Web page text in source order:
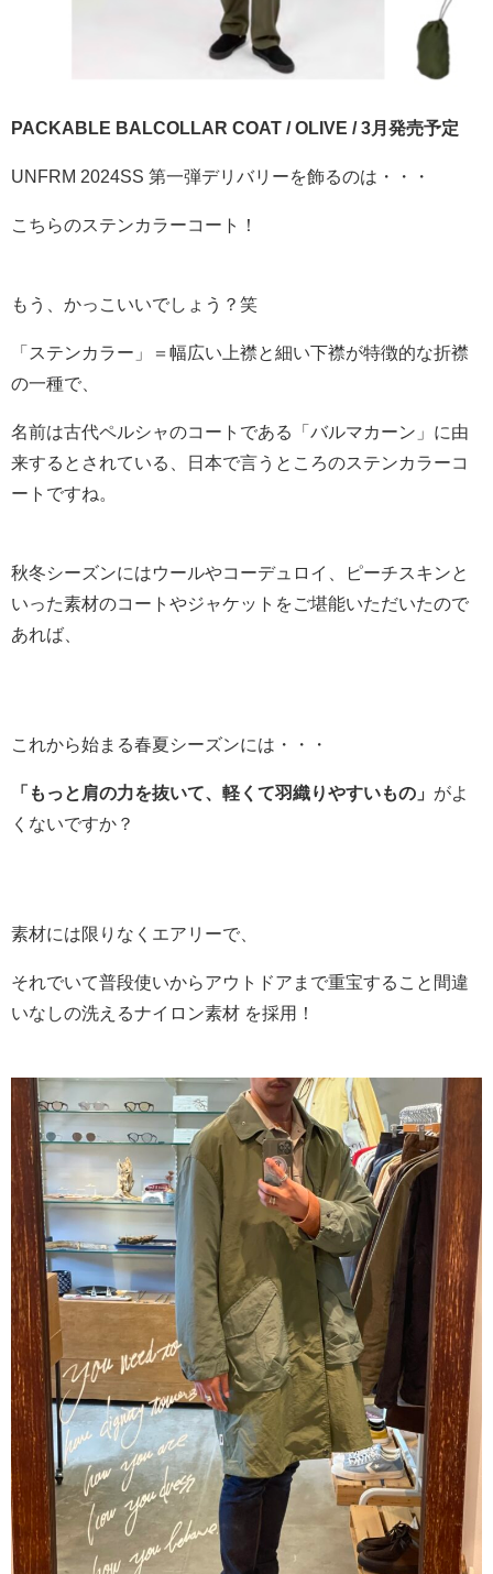
PACKABLE BALCOLLAR COAT / OLIVE / 3月発売予定
UNFRM 2024SS 第一弾デリバリーを飾るのは・・・
こちらのステンカラーコート！
もう、かっこいいでしょう？笑
「ステンカラー」＝幅広い上襟と細い下襟が特徴的な折襟
の一種で、
名前は古代ペルシャのコートである「バルマカーン」に由
来するとされている、日本で言うところのステンカラーコ
ートですね。
秋冬シーズンにはウールやコーデュロイ、ピーチスキンと
いった素材のコートやジャケットをご堪能いただいたので
あれば、
これから始まる春夏シーズンには・・・
「もっと肩の力を抜いて、軽くて羽織りやすいもの」 がよ
くないですか？
素材には限りなくエアリーで、
それでいて普段使いからアウトドアまで重宝すること間違
いなしの洗えるナイロン素材 を採用！